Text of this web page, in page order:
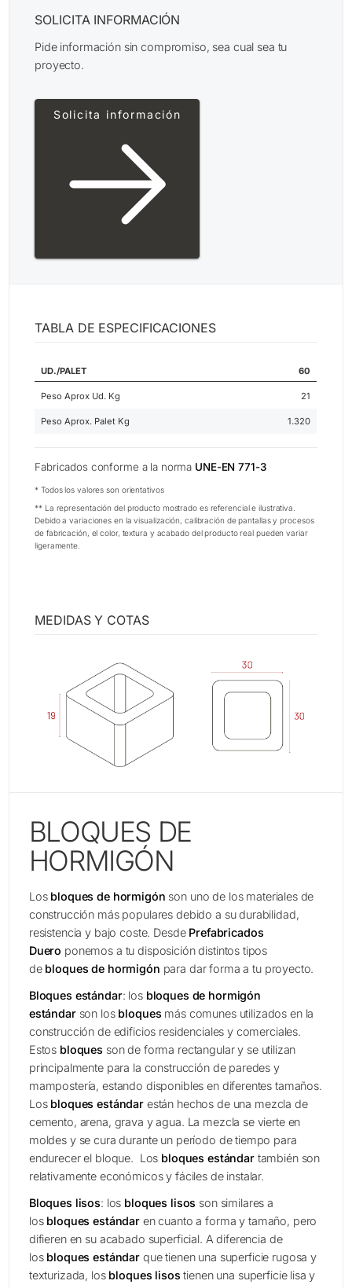
SOLICITA INFORMACIÓN
Pide información sin compromiso, sea cual sea tu
proyecto.
Solicita información
TABLA DE ESPECIFICACIONES
UD./PALET 60
Peso Aprox Ud. Kg 21
Peso Aprox. Palet Kg 1.320
Fabricados conforme a la norma UNE-EN 771-3
* Todos los valores son orientativos
** La representación del producto mostrado es referencial e ilustrativa.
Debido a variaciones en la visualización, calibración de pantallas y procesos
de fabricación, el color, textura y acabado del producto real pueden variar
ligeramente.
MEDIDAS Y COTAS
BLOQUES DE
HORMIGÓN
Los bloques de hormigón son uno de los materiales de
construcción más populares debido a su durabilidad,
resistencia y bajo coste. Desde Prefabricados
Duero ponemos a tu disposición distintos tipos
debloques de hormigón para dar forma a tu proyecto.
Bloques estándar: los bloques de hormigón
estándarson los bloques más comunes utilizados en la
construcción de edificios residenciales y comerciales.
Estos bloques son de forma rectangular y se utilizan
principalmente para la construcción de paredes y
mampostería, estando disponibles en diferentes tamaños.
Losbloques estándarestán hechos de una mezcla de
cemento, arena, grava y agua. La mezcla se vierte en
moldes y se cura durante un período de tiempo para
endurecer el bloque. Los bloques estándartambién son
relativamente económicos y fáciles de instalar.
Bloques lisos: los bloques lisos son similares a
los bloques estándaren cuanto a forma y tamaño, pero
difieren en su acabado superficial. A diferencia de
los bloques estándarque tienen una superficie rugosa y
texturizada, los bloques lisos tienen una superficie lisa y